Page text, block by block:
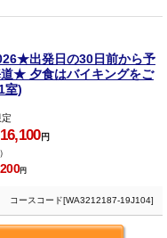
出発日の30日前から予
★ 夕食はバイキングをご
室)
16,100円
円
コースコード[WA3212187-19J104]